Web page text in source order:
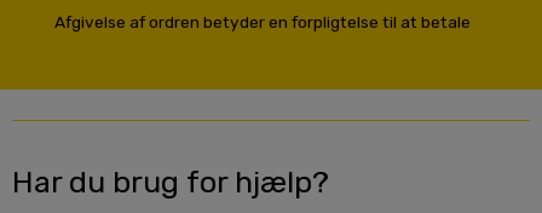
Afgivelse af ordren betyder en forpligtelse til at betale
Har du brug for hjælp?